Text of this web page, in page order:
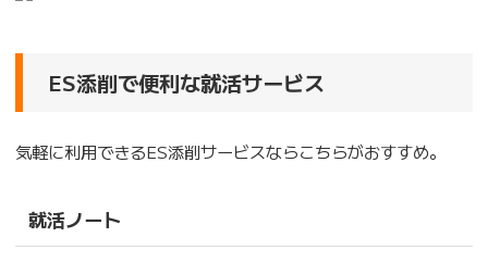
ES添削で便利な就活サービス
気軽に利用できるES添削サービスならこちらがおすすめ。
就活ノート